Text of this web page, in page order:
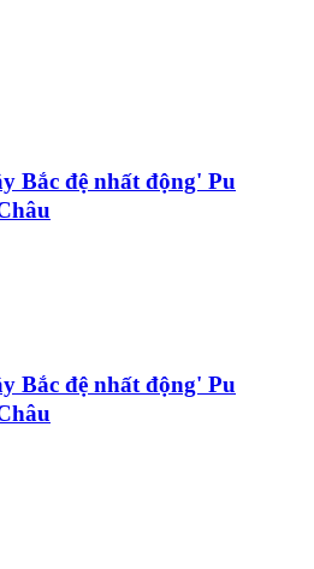
Bắc đệ nhất động' Pu
Bắc đệ nhất động' Pu